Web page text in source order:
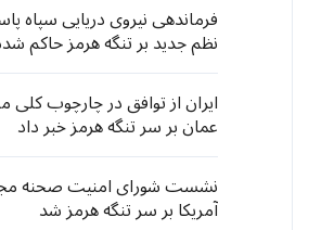
فرماندهی نیروی دریایی سپاه
نظم جدید بر تنگه هرمز حاکم
ایران از توافق در چارچوب کلی
عمان بر سر تنگه هرمز خبر داد
نشست شورای امنیت صحنه
آمریکا بر سر تنگه هرمز شد